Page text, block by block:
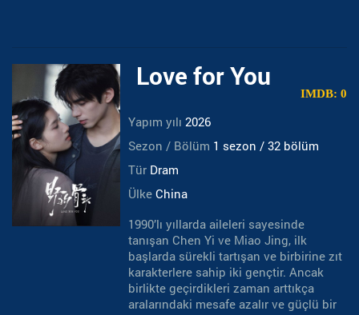
Love for You
IMDB: 0
Yapım yılı 2026
Sezon / Bölüm 1 sezon / 32 bölüm
Tür Dram
Ülke China
1990’lı yıllarda aileleri sayesinde
tanışan Chen Yi ve Miao Jing, ilk
başlarda sürekli tartışan ve birbirine zıt
karakterlere sahip iki gençtir. Ancak
birlikte geçirdikleri zaman arttıkça
aralarındaki mesafe azalır ve güçlü bir